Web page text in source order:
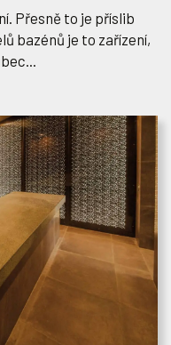
Přesně to je příslib
bazénů je to zařízení,